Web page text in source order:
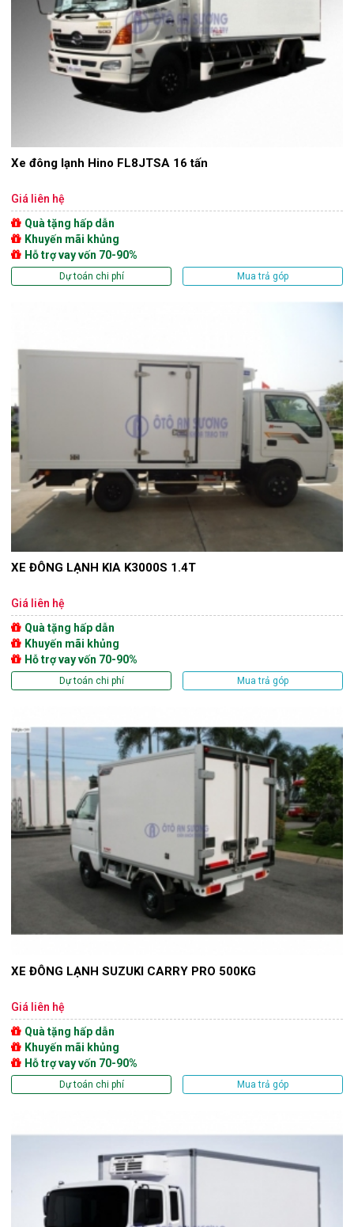
Xe đông lạnh Hino FL8JTSA 16 tấn
Giá liên hệ
Quà tặng hấp dẫn
Khuyến mãi khủng
Hỗ trợ vay vốn 70-90%
Dự toán chi phí Mua trả góp
XE ĐÔNG LẠNH KIA K3000S 1.4T
Giá liên hệ
Quà tặng hấp dẫn
Khuyến mãi khủng
Hỗ trợ vay vốn 70-90%
Dự toán chi phí Mua trả góp
XE ĐÔNG LẠNH SUZUKI CARRY PRO 500KG
Giá liên hệ
Quà tặng hấp dẫn
Khuyến mãi khủng
Hỗ trợ vay vốn 70-90%
Dự toán chi phí Mua trả góp